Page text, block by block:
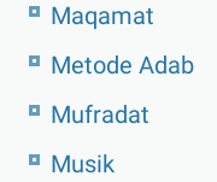
Maqamat
Metode Adab
Mufradat
Musik